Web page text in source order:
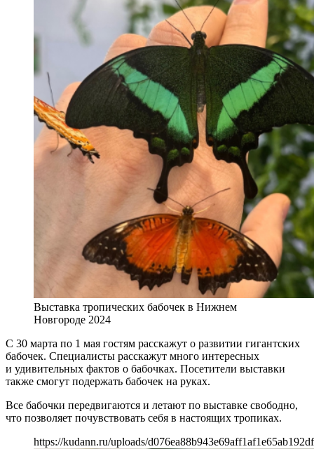
Выставка тропических бабочек в Нижнем
Новгороде 2024
С 30 марта по 1 мая гостям расскажут о развитии гигантских
бабочек. Специалисты расскажут много интересных
и удивительных фактов о бабочках. Посетители выставки
также смогут подержать бабочек на руках.
Все бабочки передвигаются и летают по выставке свободно,
что позволяет почувствовать себя в настоящих тропиках.
https://kudann.ru/uploads/